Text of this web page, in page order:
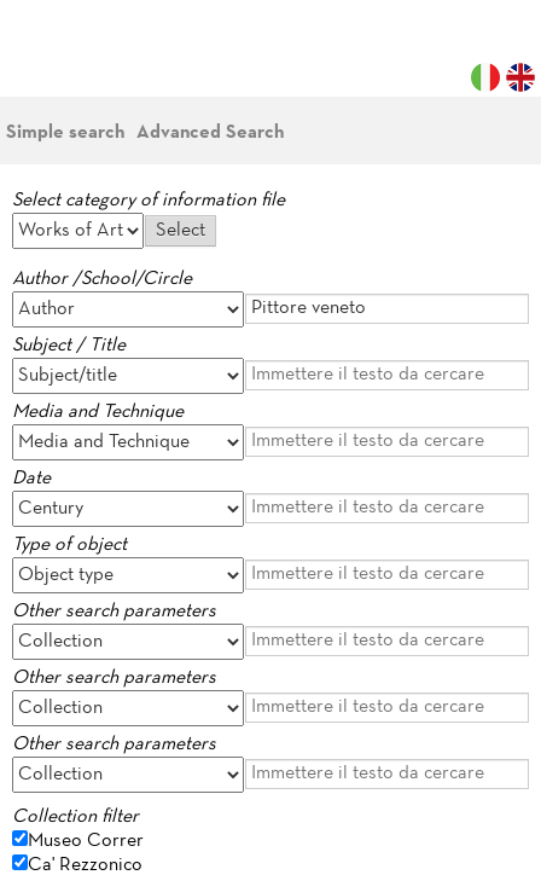
Simple search Advanced Search
Select category of information file
Author /School/Circle
Subject / Title
Media and Technique
Date
Type of object
Other search parameters
Other search parameters
Other search parameters
Collection filter
Museo Correr
Ca' Rezzonico